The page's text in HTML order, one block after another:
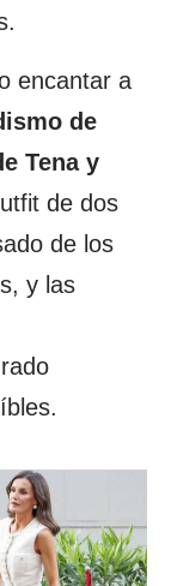
encantar a
de
Tena y
de dos
de los
y las